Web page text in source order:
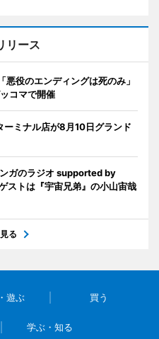
リース
役のエンディングは死のみ」
コマで開催
ーミナル店が8月10日グランド
ガのラジオ supported by
ストは『宇宙兄弟』の小山宙哉
る
遊ぶ 買う
学ぶ・知る